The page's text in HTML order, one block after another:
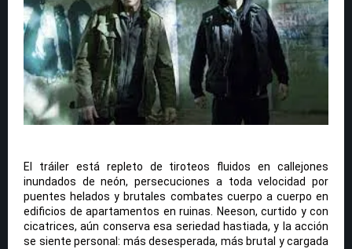
El tráiler está repleto de tiroteos fluidos en callejones
inundados de neón, persecuciones a toda velocidad por
puentes helados y brutales combates cuerpo a cuerpo en
edificios de apartamentos en ruinas. Neeson, curtido y con
cicatrices, aún conserva esa seriedad hastiada, y la acción
se siente personal: más desesperada, más brutal y cargada